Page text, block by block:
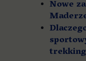
Nowe